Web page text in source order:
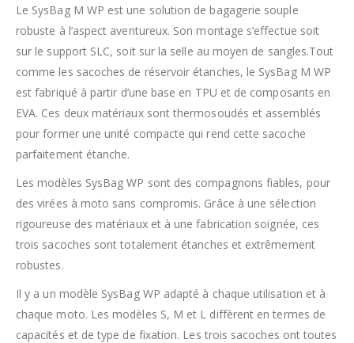
Le SysBag M WP est une solution de bagagerie souple
robuste à l’aspect aventureux. Son montage s’effectue soit
sur le support SLC, soit sur la selle au moyen de sangles.Tout
comme les sacoches de réservoir étanches, le SysBag M WP
est fabriqué à partir d’une base en TPU et de composants en
EVA. Ces deux matériaux sont thermosoudés et assemblés
pour former une unité compacte qui rend cette sacoche
parfaitement étanche.
Les modèles SysBag WP sont des compagnons fiables, pour
des virées à moto sans compromis. Grâce à une sélection
rigoureuse des matériaux et à une fabrication soignée, ces
trois sacoches sont totalement étanches et extrêmement
robustes.
Il y a un modèle SysBag WP adapté à chaque utilisation et à
chaque moto. Les modèles S, M et L diffèrent en termes de
capacités et de type de fixation. Les trois sacoches ont toutes